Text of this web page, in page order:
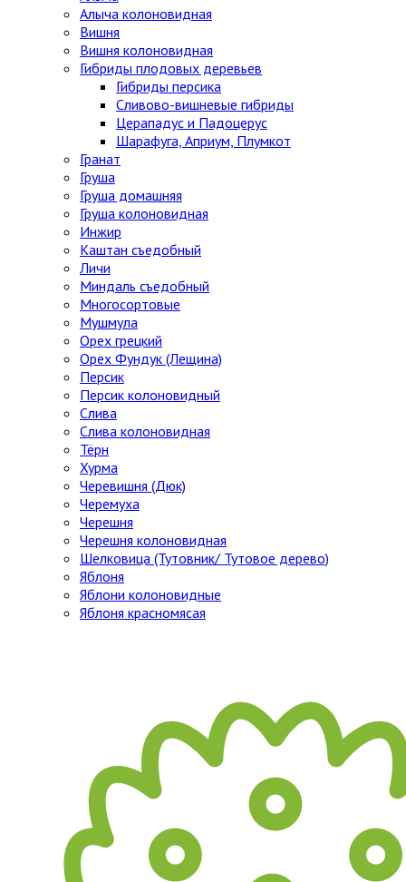
Алыча колоновидная
Вишня
Вишня колоновидная
Гибриды плодовых деревьев
Гибриды персика
Сливово-вишневые гибриды
Церападус и Падоцерус
Шарафуга, Априум, Плумкот
Гранат
Груша
Груша домашняя
Груша колоновидная
Инжир
Каштан съедобный
Личи
Миндаль съедобный
Многосортовые
Мушмула
Орех грецкий
Орех Фундук (Лещина)
Персик
Персик колоновидный
Слива
Слива колоновидная
Тёрн
Хурма
Черевишня (Дюк)
Черемуха
Черешня
Черешня колоновидная
Шелковица (Тутовник/ Тутовое дерево)
Яблоня
Яблони колоновидные
Яблоня красномясая